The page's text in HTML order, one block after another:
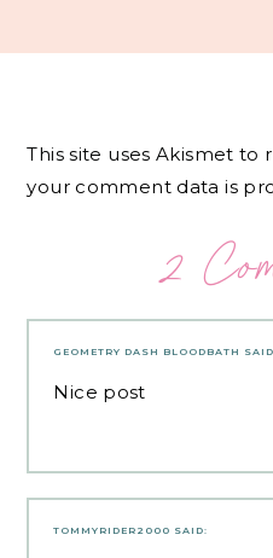
This site uses Akismet to
your comment data is
2
GEOMETRY DASH BLOODBATH
Nice post
TOMMYRIDER2000 SAID: